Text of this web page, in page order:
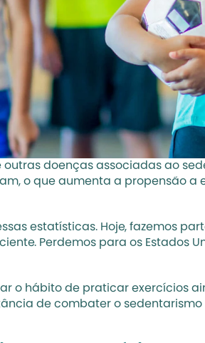
doenças associadas ao
o que aumenta a propensão
estatísticas. Hoje, fazemos
Perdemos para os Estados
o hábito de praticar exercícios
de combater o